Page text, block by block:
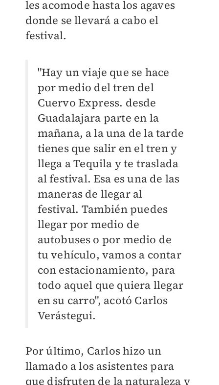
les acomode hasta los agaves
donde se llevará a cabo el
festival.
"Hay un viaje que se hace
por medio del tren del
Cuervo Express. desde
Guadalajara parte en la
mañana, a la una de la tarde
tienes que salir en el tren y
llega a Tequila y te traslada
al festival. Esa es una de las
maneras de llegar al
festival. También puedes
llegar por medio de
autobuses o por medio de
tu vehículo, vamos a contar
con estacionamiento, para
todo aquel que quiera llegar
en su carro", acotó Carlos
Verástegui.
Por último, Carlos hizo un
llamado a los asistentes para
que disfruten de la naturaleza y